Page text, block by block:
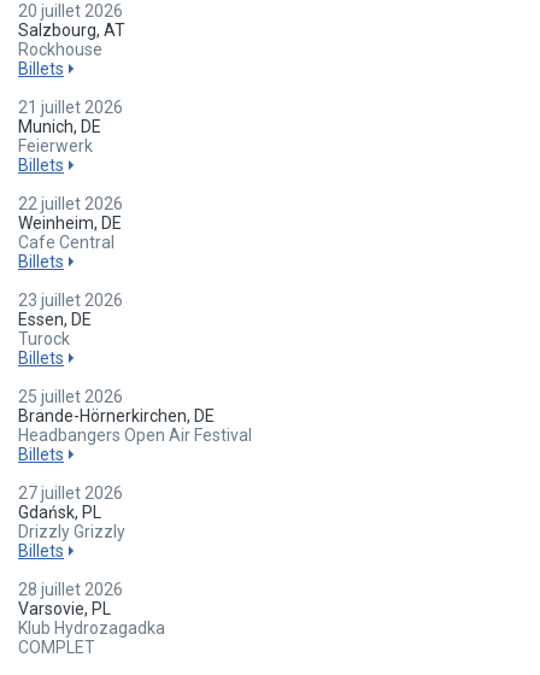
20 juillet 2026
Salzbourg, AT
Rockhouse
Billets
21 juillet 2026
Munich, DE
Feierwerk
Billets
22 juillet 2026
Weinheim, DE
Cafe Central
Billets
23 juillet 2026
Essen, DE
Turock
Billets
25 juillet 2026
Brande-Hörnerkirchen, DE
Headbangers Open Air Festival
Billets
27 juillet 2026
Gdańsk, PL
Drizzly Grizzly
Billets
28 juillet 2026
Varsovie, PL
Klub Hydrozagadka
COMPLET